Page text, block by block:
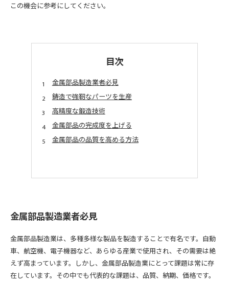
この機会に参考にしてください。
目次
金属部品製造業者必見
鋳造で強靭なパーツを生産
高精度な鍛造技術
金属部品の完成度を上げる
金属部品の品質を高める方法
金属部品製造業者必見
金属部品製造業は、多種多様な製品を製造することで有名です。自動
車、航空機、電子機器など、あらゆる産業で使用され、その需要は絶
えず高まっています。しかし、金属部品製造業にとって課題は常に存
在しています。その中でも代表的な課題は、品質、納期、価格です。